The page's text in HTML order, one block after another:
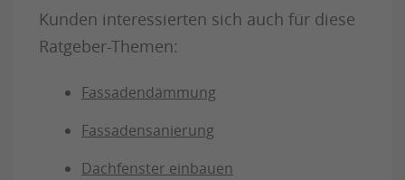
Kunden interessierten sich auch für diese
Ratgeber-Themen:
Fassadendämmung
Fassadensanierung
Dachfenster einbauen